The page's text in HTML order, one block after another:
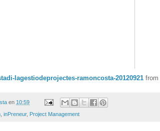
lagestiodeprojectes-ramoncosta-20120921 from
en 10:59
inPreneur, Project Management